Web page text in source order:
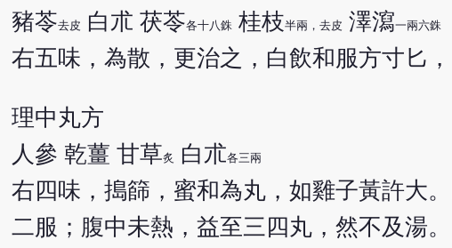
豬苓去皮 白朮 茯苓各十八銖桂枝半兩，去皮 澤瀉一兩六銖
右五味，為散，更治之，白飲和服方寸匕
理中丸方
人參 乾薑 甘草炙 白朮各三兩
右四味，搗篩，蜜和為丸，如雞子黃許大
二服；腹中未熱，益至三四丸，然不及湯。